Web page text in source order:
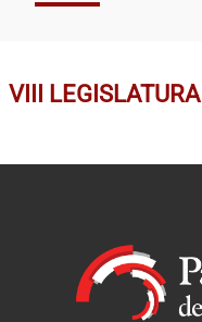
VIII LEGISLATURA